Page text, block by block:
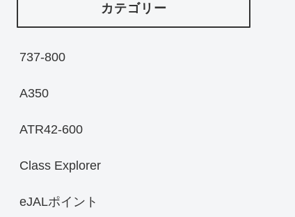
カテゴリー
737-800
A350
ATR42-600
Class Explorer
eJALポイント